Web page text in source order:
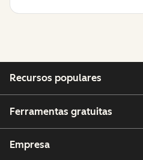
Recursos populares
Ferramentas gratuitas
Empresa